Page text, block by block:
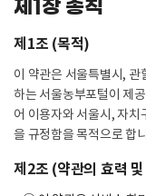
제1장 총칙
제1조 (목적)
이 약관은 서울특별시,
하는 서울농부포털이 제
어 이용자와 서울시, 자치
을 규정함을 목적으로 합
제2조 (약관의 효력